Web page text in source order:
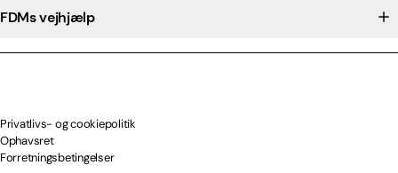
FDMs vejhjælp
Privatlivs- og cookiepolitik
Ophavsret
Forretningsbetingelser